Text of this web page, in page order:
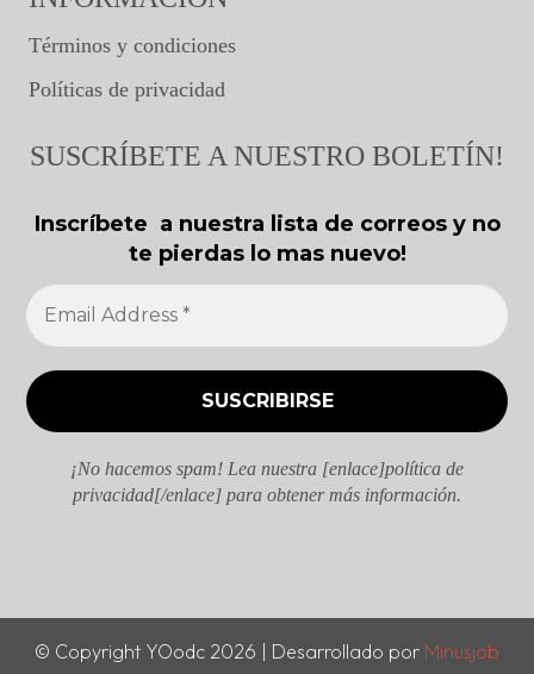
Términos y condiciones
Políticas de privacidad
SUSCRÍBETE A NUESTRO BOLETÍN!
Inscríbete a nuestra lista de correos y no
te pierdas lo mas nuevo!
¡No hacemos spam! Lea nuestra [enlace]política de
privacidad[/enlace] para obtener más información.
© Copyright YOodc 2026 | Desarrollado por Minusjob